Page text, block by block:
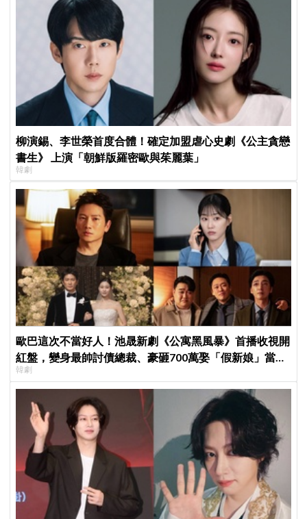
柳演錫、李世榮首度合體！確定加盟虐心史劇《公主貪戀
書生》 上演「朝鮮版羅密歐與茱麗葉」
韓劇
歐巴這次不當好人！池晟新劇《公寓黑風暴》首播收視開
紅盤，變身最帥討債總裁、豪砸700萬娶「假新娘」當眾
激吻！
韓劇